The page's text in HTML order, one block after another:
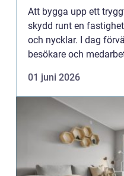
Att bygga upp ett
skydd runt en
och nycklar. I dag
besökare och
en central roll. M...
01 juni 2026